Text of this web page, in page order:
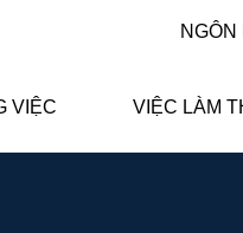
NGÔN
VIỆC VIỆC LÀM